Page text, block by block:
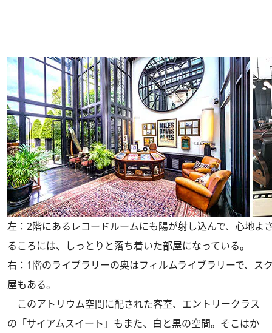
左：2階にあるレコードルームにも陽が射し込んで、心地よ
るころには、しっとりと落ち着いた部屋になっている。
右：1階のライブラリーの奥はフィルムライブラリーで、ス
屋もある。
このアトリウム空間に配された客室、エントリークラス
の「サイアムスイート」もまた、白と黒の空間。そこはか